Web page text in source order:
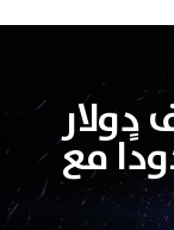
89 ألف دولار
مع